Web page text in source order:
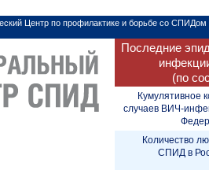
Центр по профилактике и борьбе со СПИДом
Последние
(по
Кумулятивное
случаев ВИЧ-
Количество
СПИД в